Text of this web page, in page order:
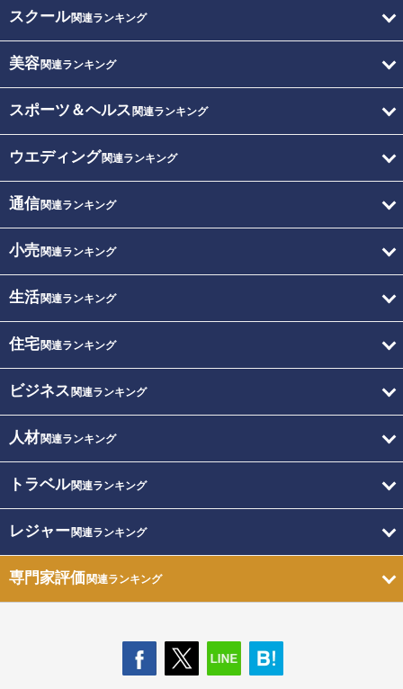
スクール関連ランキング
美容関連ランキング
スポーツ＆ヘルス 関連ランキング
ウエディング関連ランキング
通信関連ランキング
小売関連ランキング
生活関連ランキング
住宅関連ランキング
ビジネス 関連ランキング
人材関連ランキング
トラベル関連ランキング
レジャー関連ランキング
専門家評価関連ランキング